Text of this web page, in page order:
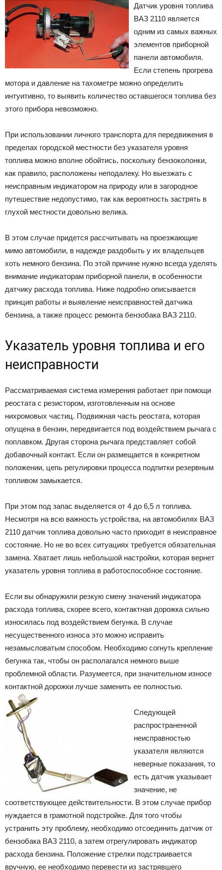
Датчик уровня топлива
ВАЗ 2110 является
одним из самых важных
элементов приборной
панели автомобиля.
Если степень прогрева
мотора и давление на тахометре можно определить
интуитивно, то выявить количество оставшегося топлива без
этого прибора невозможно.
При использовании личного транспорта для передвижения в
пределах городской местности без указателя уровня
топлива можно вполне обойтись, поскольку бензоколонки,
как правило, расположены неподалеку. Но выезжать с
неисправным индикатором на природу или в загородное
путешествие недопустимо, так как вероятность застрять в
глухой местности довольно велика.
В этом случае придется рассчитывать на проезжающие
мимо автомобили, в надежде раздобыть у их владельцев
хоть немного бензина. По этой причине нужно всегда уделять
внимание индикаторам приборной панели, в особенности
датчику расхода топлива. Ниже подробно описывается
принцип работы и выявление неисправностей датчика
бензина, а также процесс ремонта бензобака ВАЗ 2110.
Указатель уровня топлива и его
неисправности
Рассматриваемая система измерения работает при помощи
реостата с резистором, изготовленным на основе
нихромовых частиц. Подвижная часть реостата, которая
опущена в бензин, передвигается под воздействием рычага с
поплавком. Другая сторона рычага представляет собой
добавочный контакт. Если он размещается в конкретном
положении, цепь регулировки процесса подпитки резервным
топливом замыкается.
При этом под запас выделяется от 4 до 6,5 л топлива.
Несмотря на всю важность устройства, на автомобилях ВАЗ
2110 датчик топлива довольно часто приходит в неисправное
состояние. Но не во всех ситуациях требуется обязательная
замена. Хватает лишь небольшой настройки, которая вернет
указатель уровня топлива в работоспособное состояние.
Если вы обнаружили резкую смену значений индикатора
расхода топлива, скорее всего, контактная дорожка сильно
износилась под воздействием бегунка. В случае
несущественного износа это можно исправить
незамысловатым способом. Необходимо согнуть крепление
бегунка так, чтобы он располагался немного выше
проблемной области. Разумеется, при значительном износе
контактной дорожки лучше заменить ее полностью.
Следующей
распространенной
неисправностью
указателя являются
неверные показания, то
есть датчик указывает
значение, не
соответствующее действительности. В этом случае прибор
нуждается в грамотной подстройке. Для того чтобы
устранить эту проблему, необходимо отсоединить датчик от
бензобака ВАЗ 2110, а затем отрегулировать индикатор
расхода бензина. Положение стрелки подстраивается
вручную, ее необходимо перевести из застрявшего